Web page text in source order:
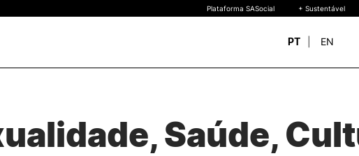
Oferta Formativa
Bolsas de Mérito
Legislação | Regulamentos
Plataforma SASocial + Sustentável
PT EN
Saúde,